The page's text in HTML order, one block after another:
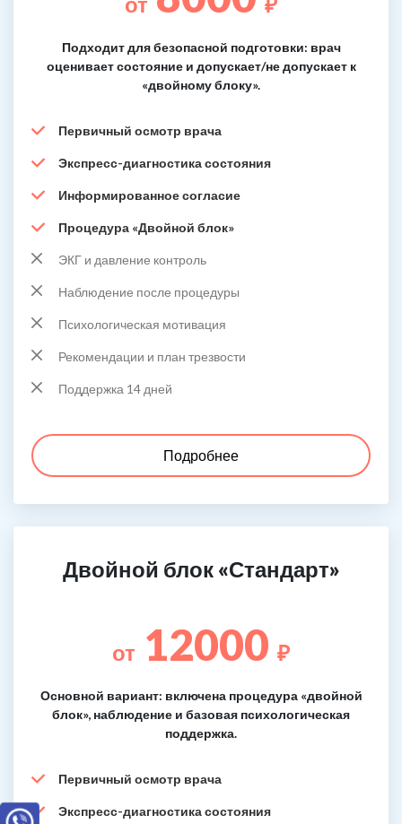
Подходит для безопасной подготовки: врач
оценивает состояние и допускает/не допускает к
«двойному блоку».
Первичный осмотр врача
Экспресс-диагностика состояния
Информированное согласие
Процедура «Двойной блок»
ЭКГ и давление контроль
Наблюдение после процедуры
Психологическая мотивация
Рекомендации и план трезвости
Поддержка 14 дней
Подробнее
Двойной блок «Стандарт»
от 12000 ₽
Основной вариант: включена процедура «двойной
блок», наблюдение и базовая психологическая
поддержка.
Первичный осмотр врача
Экспресс-диагностика состояния